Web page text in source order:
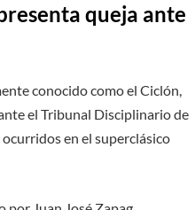
queja ante
conocido como el Ciclón,
el Tribunal Disciplinario de
en el superclásico